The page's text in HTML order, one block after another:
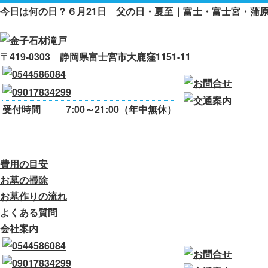
今日は何の日？６月21日 父の日・夏至｜富士・富士宮・蒲
〒419-0303 静岡県富士宮市大鹿窪1151-11
受付時間 7:00～21:00（年中無休）
費用の目安
お墓の掃除
お墓作りの流れ
よくある質問
会社案内